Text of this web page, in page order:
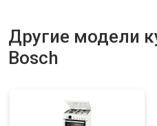
Другие модели
Bosch